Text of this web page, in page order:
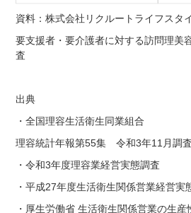
資料：株式会社リクルートライフスタ
要支援者・要介護者に対する訪問理美
査
出典
・全国理容生活衛生同業組合
理容統計年報第55集 令和3年11月調査
・令和3年度理容業経営実態調査
・平成27年度生活衛生関係営業経営
・厚生労働省 生活衛生関係営業の生